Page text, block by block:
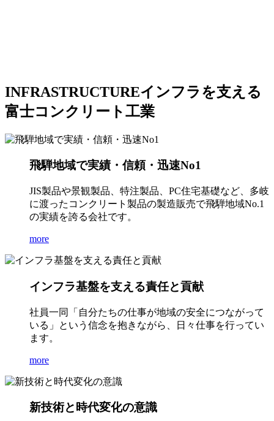
INFRASTRUCTUREインフラを支える
富士コンクリート工業
飛騨地域で実績・信頼・迅速No1
JIS製品や景観製品、特注製品、PC住宅基礎など、多岐
に渡ったコンクリート製品の製造販売で飛騨地域No.1
の実績を誇る会社です。
more
インフラ基盤を支える責任と貢献
社員一同「自分たちの仕事が地域の安全につながって
いる」という信念を抱きながら、日々仕事を行ってい
ます。
more
新技術と時代変化の意識